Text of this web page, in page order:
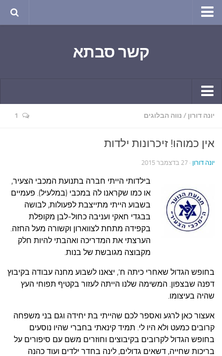
שירה
חגים ומועדים
ספורט בריאות וקורונה
בישול ואפייה
הקונדיטוריה
עצות סבתא
קשר משפחתי
פינת הנכד
כתבו אלינו
קשר סבתא
קשר יומי
תחביבים
גרפיטי
סרטונים ואנימציה
סרטים מומלצים
יונה דורון / נווה הבלוגים 1
אין כמוהו! זיכרונות ילדות
יונה דורון · 27 בדצמבר 2015
בילדותי הייתי חברה בתנועת המכבי הצעיר,
או כמו שקראנו לה במכבי (במלעיל). פעמיים
בשבוע הייתי מתייצבת לפעולות, לבושה
בבגדי חאקי ועניבה כחול-לבן מקופלת
בקפידה מתחת לצווארון וקשורה מעל החזה.
הערצתי את המדריכה ואהבתי להיות חלק
מקבוצה מגובשת של בנות.
בחופש הגדול שאחרי כיתה ח', יצאנו לשבוע מחנה עבודה בקיבוץ
דפנה שבצפון. המשימה שלנו הייתה לעזור בקטיף תפוחי העץ
שהיה בעיצומו.
אעצור כאן לרגע ואספר לכם שהייתי בת יחידה וגם בני משפחה
קרובים כמעט ולא היו לי. תמיד קינאתי בחברי שהיו נוסעים
בחופש הגדול לקרובים בקיבוצים וחוזרים משם עם סיפורים על
בריכות שחייה, דשאים גדולים, לינה בחדר ילדים ועוד כהנה